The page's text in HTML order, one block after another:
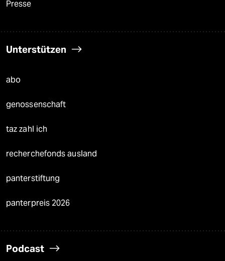
Presse
Unterstützen
abo
genossenschaft
taz zahl ich
recherchefonds ausland
panterstiftung
panterpreis 2026
Podcast